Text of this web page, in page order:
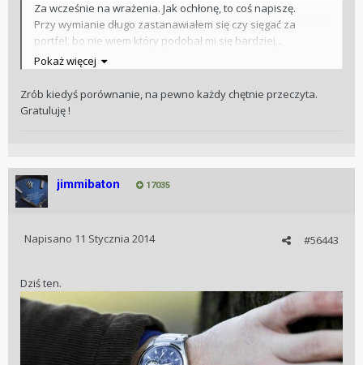
Za wcześnie na wrażenia. Jak ochłonę, to coś napiszę.
Przy wymianie długo zastanawiałem się czy sięgać za
portfel, bo nie wiem który podobał mi się bardziej...
Zwyciężyła chęć zmian.
Jak na razie to świetna bransoleta, wygodniejsza niż w
Omedze i rewelacyjny glidelock.
Pozdrawiam
Pokaż więcej
Zrób kiedyś porównanie, na pewno każdy chętnie przeczyta.
Gratuluję !
jimmibaton 17035
#56443
Napisano 11 Stycznia 2014
Dziś ten.